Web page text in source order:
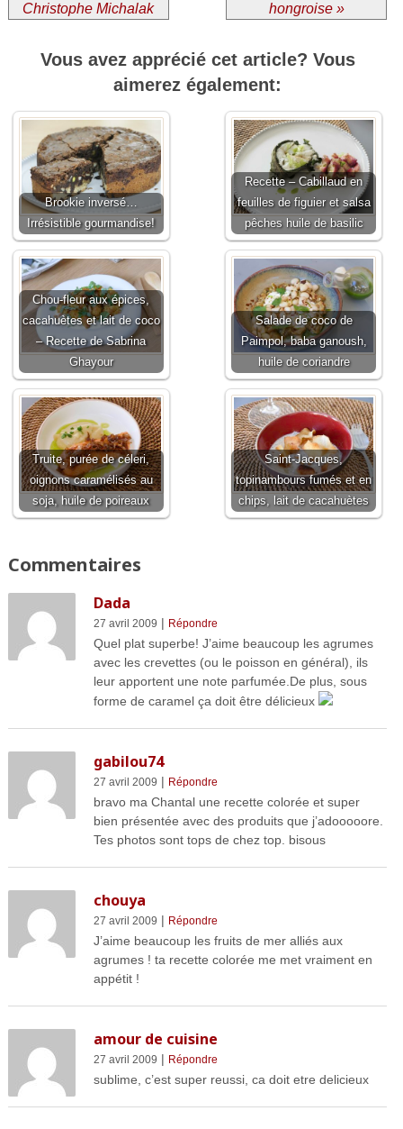
Christophe Michalak hongroise »
Vous avez apprécié cet article? Vous
aimerez également:
Brookie inversé…
Irrésistible gourmandise!
Recette – Cabillaud en
feuilles de figuier et salsa
pêches huile de basilic
Chou-fleur aux épices,
cacahuètes et lait de coco
– Recette de Sabrina
Ghayour
Salade de coco de
Paimpol, baba ganoush,
huile de coriandre
Truite, purée de céleri,
oignons caramélisés au
soja, huile de poireaux
Saint-Jacques,
topinambours fumés et en
chips, lait de cacahuètes
Commentaires
Dada
27 avril 2009 | Répondre
Quel plat superbe! J’aime beaucoup les agrumes
avec les crevettes (ou le poisson en général), ils
leur apportent une note parfumée.De plus, sous
forme de caramel ça doit être délicieux
gabilou74
27 avril 2009 | Répondre
bravo ma Chantal une recette colorée et super
bien présentée avec des produits que j’adooooore.
Tes photos sont tops de chez top. bisous
chouya
27 avril 2009 | Répondre
J’aime beaucoup les fruits de mer alliés aux
agrumes ! ta recette colorée me met vraiment en
appétit !
amour de cuisine
27 avril 2009 | Répondre
sublime, c’est super reussi, ca doit etre delicieux